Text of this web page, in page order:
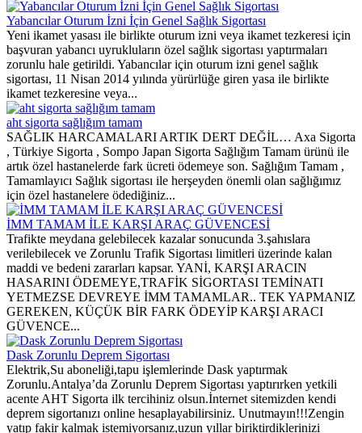
Yabancılar Oturum İzni İçin Genel Sağlık Sigortası
Yeni ikamet yasası ile birlikte oturum izni veya ikamet tezkeresi için
başvuran yabancı uyrukluların özel sağlık sigortası yaptırmaları
zorunlu hale getirildi. Yabancılar için oturum izni genel sağlık
sigortası, 11 Nisan 2014 yılında yürürlüğe giren yasa ile birlikte
ikamet tezkeresine veya...
aht sigorta sağlığım tamam
SAĞLIK HARCAMALARI ARTIK DERT DEĞİL… Axa Sigorta
, Türkiye Sigorta , Sompo Japan Sigorta Sağlığım Tamam ürünü ile
artık özel hastanelerde fark ücreti ödemeye son. Sağlığım Tamam ,
Tamamlayıcı Sağlık sigortası ile herşeyden önemli olan sağlığımız
için özel hastanelere ödediğiniz...
İMM TAMAM İLE KARŞI ARAÇ GÜVENCESİ
Trafikte meydana gelebilecek kazalar sonucunda 3.şahıslara
verilebilecek ve Zorunlu Trafik Sigortası limitleri üzerinde kalan
maddi ve bedeni zararları kapsar. YANİ, KARŞI ARACIN
HASARINI ÖDEMEYE,TRAFİK SİGORTASI TEMİNATI
YETMEZSE DEVREYE İMM TAMAMLAR.. TEK YAPMANIZ
GEREKEN, KÜÇÜK BİR FARK ÖDEYİP KARŞI ARACI
GÜVENCE...
Dask Zorunlu Deprem Sigortası
Elektrik,Su aboneliği,tapu işlemlerinde Dask yaptırmak
Zorunlu.Antalya’da Zorunlu Deprem Sigortası yaptırırken yetkili
acente AHT Sigorta ilk tercihiniz olsun.İnternet sitemizden kendi
deprem sigortanızı online hesaplayabilirsiniz. Unutmayın!!!Zengin
yatıp fakir kalmak istemiyorsanız,uzun yıllar biriktirdiklerinizi